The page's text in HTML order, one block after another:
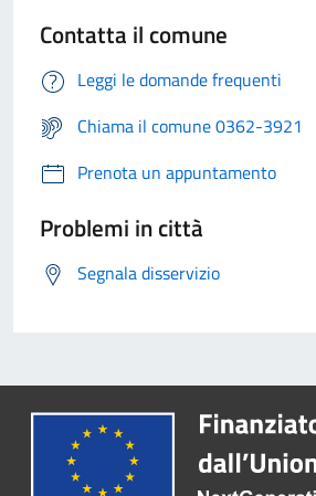
Contatta il comune
Leggi le domande frequenti
Chiama il comune 0362-3921
Prenota un appuntamento
Problemi in città
Segnala disservizio